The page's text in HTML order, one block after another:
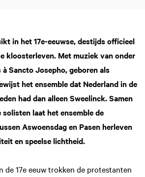
in het 17e-eeuwse, destijds officieel
kloosterleven. Met muziek van onder
Sancto Josepho, geboren als
het ensemble dat Nederland in de
had dan alleen Sweelinck. Samen
laat het ensemble de
Aswoensdag en Pasen herleven
en speelse lichtheid.
de 17e eeuw trokken de protestanten